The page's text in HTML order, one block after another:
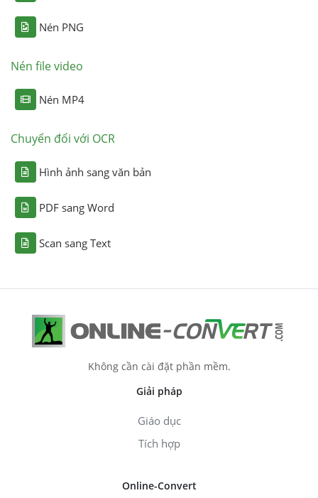
Nén PNG
Nén file video
Nén MP4
Chuyển đổi với OCR
Hình ảnh sang văn bản
PDF sang Word
Scan sang Text
Không cần cài đặt phần mềm.
Giải pháp
Giáo dục
Tích hợp
Online-Convert